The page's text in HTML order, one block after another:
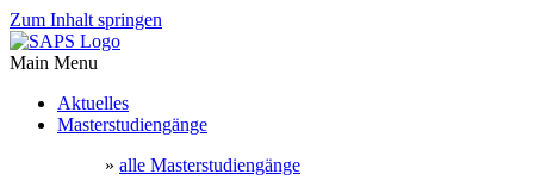
Zum Inhalt springen
Main Menu
Aktuelles
Masterstudiengänge
» alle Masterstudiengänge